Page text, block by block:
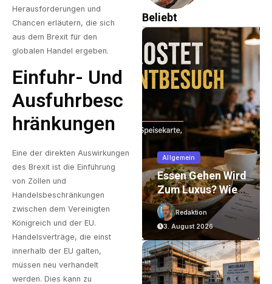
Herausforderungen und
Chancen erläutern, die sich
aus dem Brexit für den
globalen Handel ergeben.
Einfuhr- Und
Ausfuhrbesc
Hränkungen
Eine der direkten Auswirkungen
des Brexit ist die Einführung
von Zöllen und
Handelsbeschränkungen
zwischen dem Vereinigten
Königreich und der EU.
Handelsverträge, die einst
innerhalb der EU galten,
müssen neu verhandelt
werden. Dies kann zu
Beliebt
Immobilien
Wohnungsbau In
Der Krise: Worauf
Bauherren Und
Käufer Bei
Kosten,
Finanzierung Und
Zeitplan Achten
Sollten
Redaktion
6. August 2026
Allgemein
Essen Gehen Wird
Zum Luxus? Wie
Gastronomiepreis
E Entstehen Und
Worauf Gäste
Achten Können
Redaktion
3. August 2026